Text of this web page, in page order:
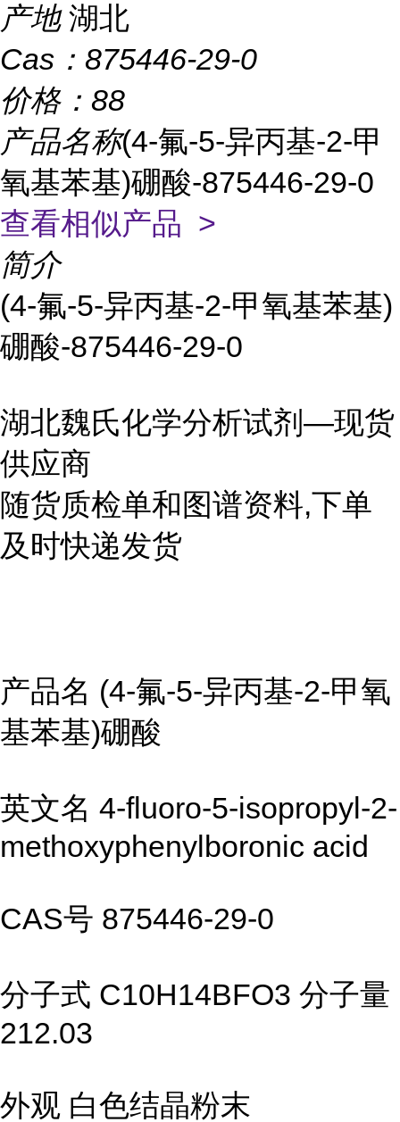
产地 湖北
Cas： 875446-29-0
价格： 88
产品名称(4-氟-5-异丙基-2-甲
氧基苯基)硼酸-875446-29-0
查看相似产品 >
简介
(4-氟-5-异丙基-2-甲氧基苯基)
硼酸-875446-29-0
湖北魏氏化学分析试剂—现货
供应商
随货质检单和图谱资料,下单
及时快递发货
产品名 (4-氟-5-异丙基-2-甲氧
基苯基)硼酸
英文名 4-fluoro-5-isopropyl-2-
methoxyphenylboronic acid
CAS号 875446-29-0
分子式 C10H14BFO3 分子量
212.03
外观 白色结晶粉末